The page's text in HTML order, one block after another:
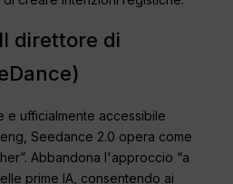
direttore di
e ufficialmente accessibile
Seedance 2.0 opera come
Abbandona l'approccio “a
prime IA, consentendo ai